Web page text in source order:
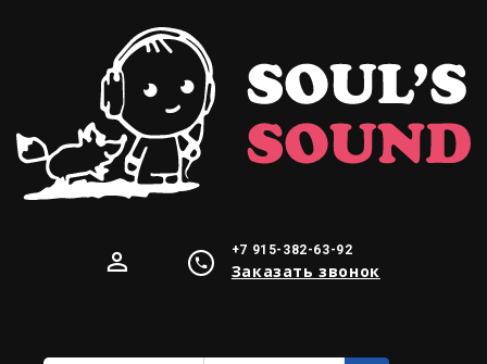
+7 915-382-63-92
Заказать звонок